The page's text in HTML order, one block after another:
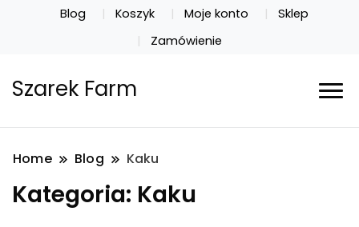
Blog Koszyk Moje konto
Sklep
Zamówienie
Szarek Farm
Home Blog Kaku
Kategoria: Kaku